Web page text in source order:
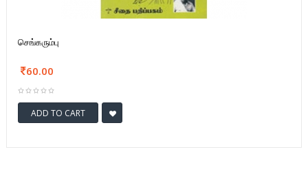
செங்கரும்பு
60.00
ADD TO CART